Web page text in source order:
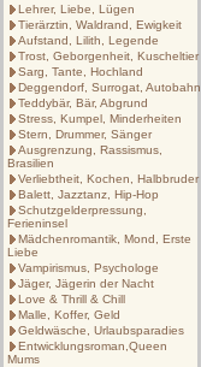
Lehrer, Liebe, Lügen
Tierärztin, Waldrand, Ewigkeit
Aufstand, Lilith, Legende
Trost, Geborgenheit, Kuscheltier
Sarg, Tante, Hochland
Deggendorf, Surrogat, Autobahn
Teddybär, Bär, Abgrund
Stress, Kumpel, Minderheiten
Stern, Drummer, Sänger
Ausgrenzung, Rassismus,
Brasilien
Verliebtheit, Kochen, Halbbruder
Balett, Jazztanz, Hip-Hop
Schutzgelderpressung,
Ferieninsel
Mädchenromantik, Mond, Erste
Liebe
Vampirismus, Psychologe
Jäger, Jägerin der Nacht
Love & Thrill & Chill
Malle, Koffer, Geld
Geldwäsche, Urlaubsparadies
Entwicklungsroman,Queen
Mums